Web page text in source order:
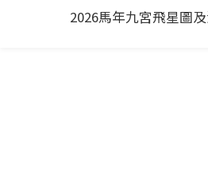
2026馬年九宮飛星圖